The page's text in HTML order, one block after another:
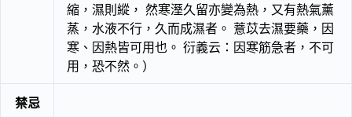
縮，濕則縱， 然寒溼久留亦變為熱，又有熱氣薰
蒸，水液不行，久而成濕者。 薏苡去濕要藥，因
寒、因熱皆可用也。 衍義云：因寒筋急者，不可
用，恐不然。）
禁忌